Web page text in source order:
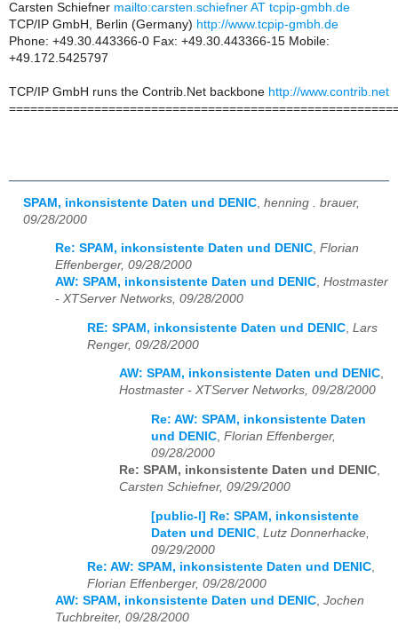
Carsten Schiefner mailto:carsten.schiefner AT tcpip-gmbh.de
TCP/IP GmbH, Berlin (Germany) http://www.tcpip-gmbh.de
Phone: +49.30.443366-0 Fax: +49.30.443366-15 Mobile:
+49.172.5425797
TCP/IP GmbH runs the Contrib.Net backbone http://www.contrib.net
SPAM, inkonsistente Daten und DENIC henning . brauer,
09/28/2000
Re: SPAM, inkonsistente Daten und DENIC, Florian
Effenberger, 09/28/2000
AW: SPAM, inkonsistente Daten und DENIC, Hostmaster
- XTServer Networks, 09/28/2000
RE: SPAM, inkonsistente Daten und DENIC Lars
Renger, 09/28/2000
AW: SPAM, inkonsistente Daten und DENIC,
Hostmaster - XTServer Networks, 09/28/2000
Re: AW: SPAM, inkonsistente Daten
und DENIC Florian Effenberger,
09/28/2000
Re: SPAM, inkonsistente Daten und DENIC
Carsten Schiefner, 09/29/2000
[public-l] Re: SPAM, inkonsistente
Daten und DENIC Lutz Donnerhacke,
09/29/2000
Re: AW: SPAM, inkonsistente Daten und DENIC
Florian Effenberger, 09/28/2000
AW: SPAM, inkonsistente Daten und DENIC Jochen
Tuchbreiter, 09/28/2000